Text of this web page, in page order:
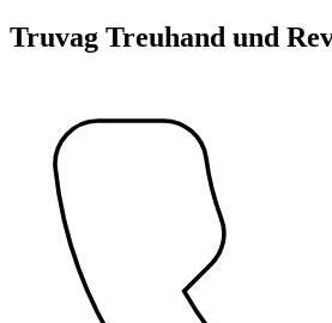
Truvag Treuhand und